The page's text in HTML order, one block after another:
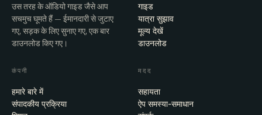
उस तरह के ऑडियो गाइड जैसे आप
सचमुच घूमते हैं — ईमानदारी से जुटाए
गए, सड़क के लिए सुनाए गए, एक बार
डाउनलोड किए गए।
गाइड
यात्रा सुझाव
मूल्य देखें
डाउनलोड
कंपनी
हमारे बारे में
संपादकीय प्रक्रिया
मदद
सहायता
ऐप समस्या-समाधान